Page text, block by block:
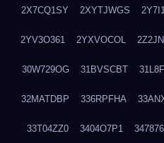
2X7CQ1SY 2XYTJWGS
2YV3O361 2YXVOCOL
30W729OG 31BVSCBT
32MATDBP 336RPFHA
33T04ZZ0 3404O7P1